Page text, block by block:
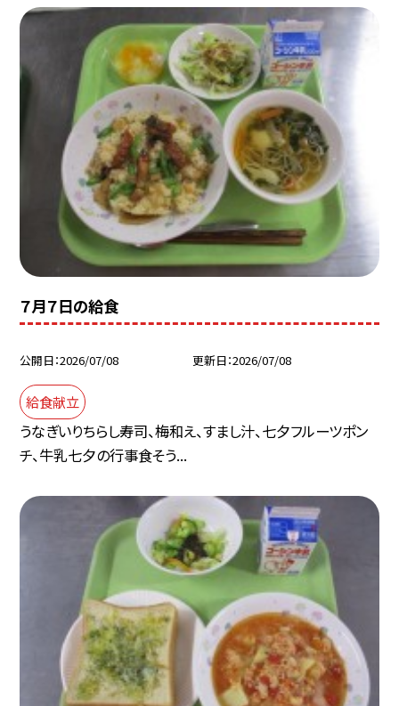
７月７日の給食
公開日 2026/07/08 更新日 2026/07/08
給食献立
うなぎいりちらし寿司、梅和え、すまし汁、七夕フルーツポン
チ、牛乳七夕の行事食そう...